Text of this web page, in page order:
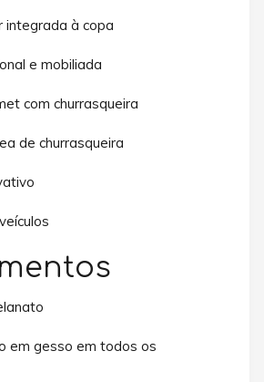
à copa
e mobiliada
com churrasqueira
de churrasqueira
em gesso em todos os